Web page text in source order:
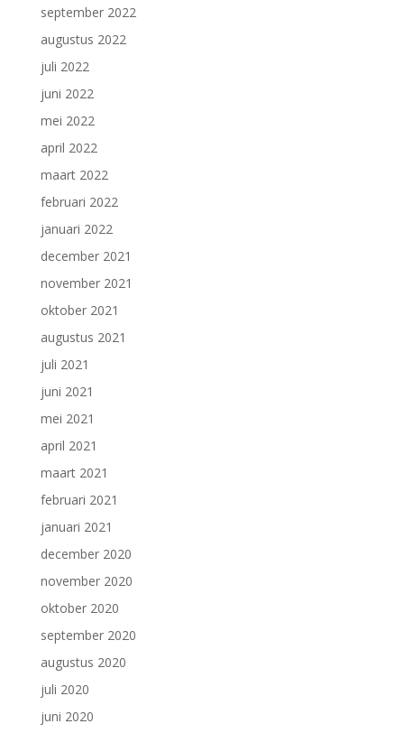
september 2022
augustus 2022
juli 2022
juni 2022
mei 2022
april 2022
maart 2022
februari 2022
januari 2022
december 2021
november 2021
oktober 2021
augustus 2021
juli 2021
juni 2021
mei 2021
april 2021
maart 2021
februari 2021
januari 2021
december 2020
november 2020
oktober 2020
september 2020
augustus 2020
juli 2020
juni 2020